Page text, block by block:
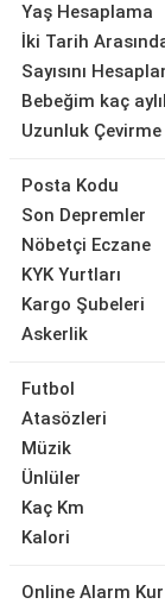
Yaş Hesaplama
İki Tarih
Sayısını
Bebeğim kaç
Uzunluk Çevirme
Posta Kodu
Son Depremler
Nöbetçi Eczane
KYK Yurtları
Kargo Şubeleri
Askerlik
Futbol
Atasözleri
Müzik
Ünlüler
Kaç Km
Kalori
Online Alarm Kur